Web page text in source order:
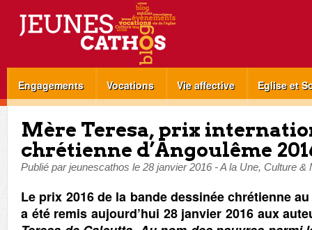
Engagements Vocations Vie affective Eglise et
Mère Teresa, prix
chrétienne d’Angoulême
Publié parjeunescathos le 28 janvier 2016 -A la Une, Culture &
Le prix 2016 de la bande dessinée chrétienne
a été remis aujourd’hui 28 janvier 2016 aux